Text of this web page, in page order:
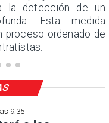
la detección de un
Esta medida
proceso ordenado de
9:35